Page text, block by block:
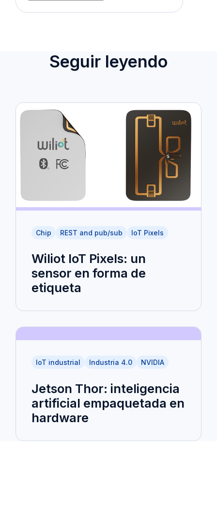
Seguir leyendo
Chip REST and pub/sub IoT Pixels
Wiliot IoT Pixels: un
sensor en forma de
etiqueta
IoT industrial Industria 4.0 NVIDIA
Jetson Thor: inteligencia
artificial empaquetada en
hardware